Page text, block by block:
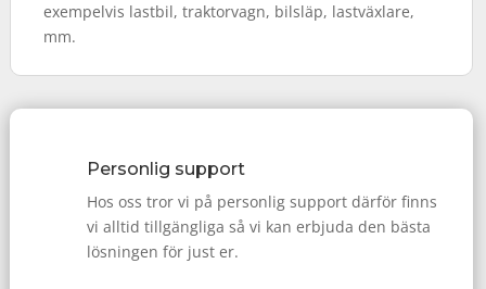
exempelvis lastbil, traktorvagn, bilsläp, lastväxlare,
mm.
Personlig support
Hos oss tror vi på personlig support därför finns
vi alltid tillgängliga så vi kan erbjuda den bästa
lösningen för just er.